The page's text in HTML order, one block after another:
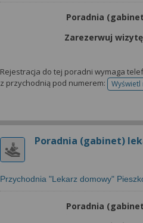
Poradnia
Zarezerwuj
Rejestracja do tej poradni wymaga
z przychodnią pod numerem:
Poradnia (gabinet)
Przychodnia "Lekarz domowy"
Poradnia